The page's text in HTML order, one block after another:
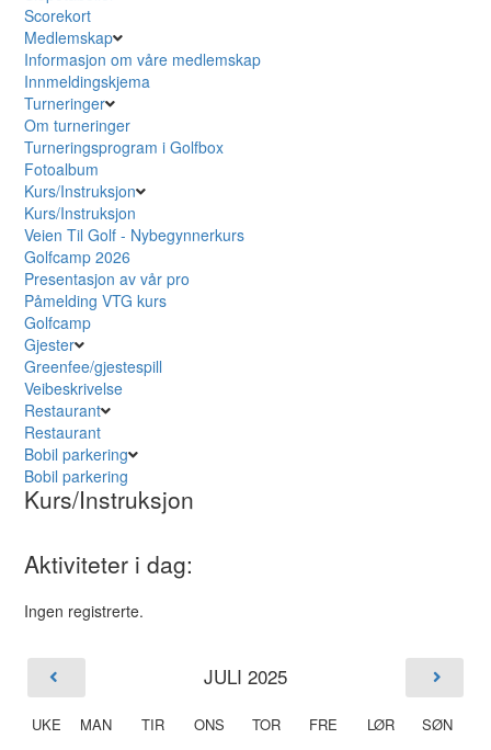
Scorekort
Medlemskap
Informasjon om våre medlemskap
Innmeldingskjema
Turneringer
Om turneringer
Turneringsprogram i Golfbox
Fotoalbum
Kurs/Instruksjon
Kurs/Instruksjon
Veien Til Golf - Nybegynnerkurs
Golfcamp 2026
Presentasjon av vår pro
Påmelding VTG kurs
Golfcamp
Gjester
Greenfee/gjestespill
Veibeskrivelse
Restaurant
Restaurant
Bobil parkering
Bobil parkering
Kurs/Instruksjon
Aktiviteter i dag:
Ingen registrerte.
JULI 2025
UKE MAN TIR ONS TOR FRE LØR SØN